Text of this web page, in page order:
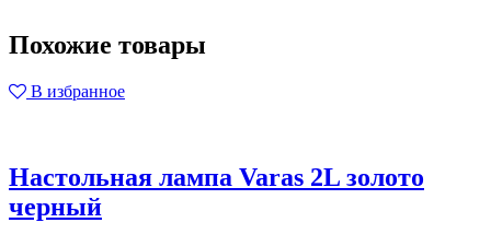
Похожие товары
В избранное
Настольная лампа Varas 2L золото
черный